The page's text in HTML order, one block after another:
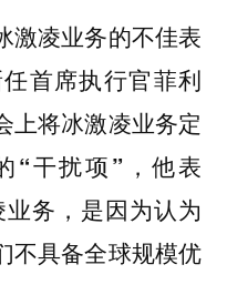
激凌业务的不佳表
首席执行官菲利
上将冰激凌业务定
“干扰项”，他表
务，是因为认为
不具备全球规模优